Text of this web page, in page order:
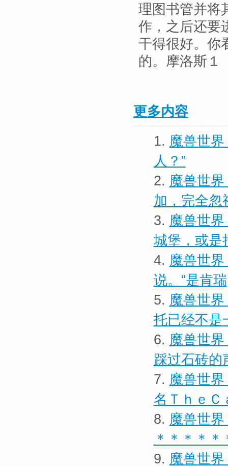
理图书管并将
作，之后还要
干得很好。你
的。摩洛斯１
更多内容
1. 魔兽世
人？”
2. 魔兽世
加，完全忽
3. 魔兽世
城堡，或是
4. 魔兽世
说。“是肯瑞
5. 魔兽世
托已经不是
6. 魔兽世
踩过石砖的
7. 魔兽世
名ＴｈｅＣ
8. 魔兽世
＊＊＊＊＊
9. 魔兽世